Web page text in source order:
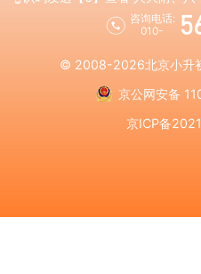
咨询电话:
010-
© 2008-2026北京小升
京公网安备
京ICP备